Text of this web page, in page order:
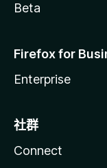
Beta
Firefox for
Enterprise
社群
Connect